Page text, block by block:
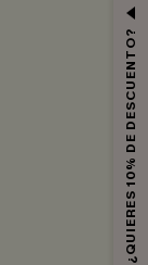
¿QUIERES 10% DE DESCUENTO?